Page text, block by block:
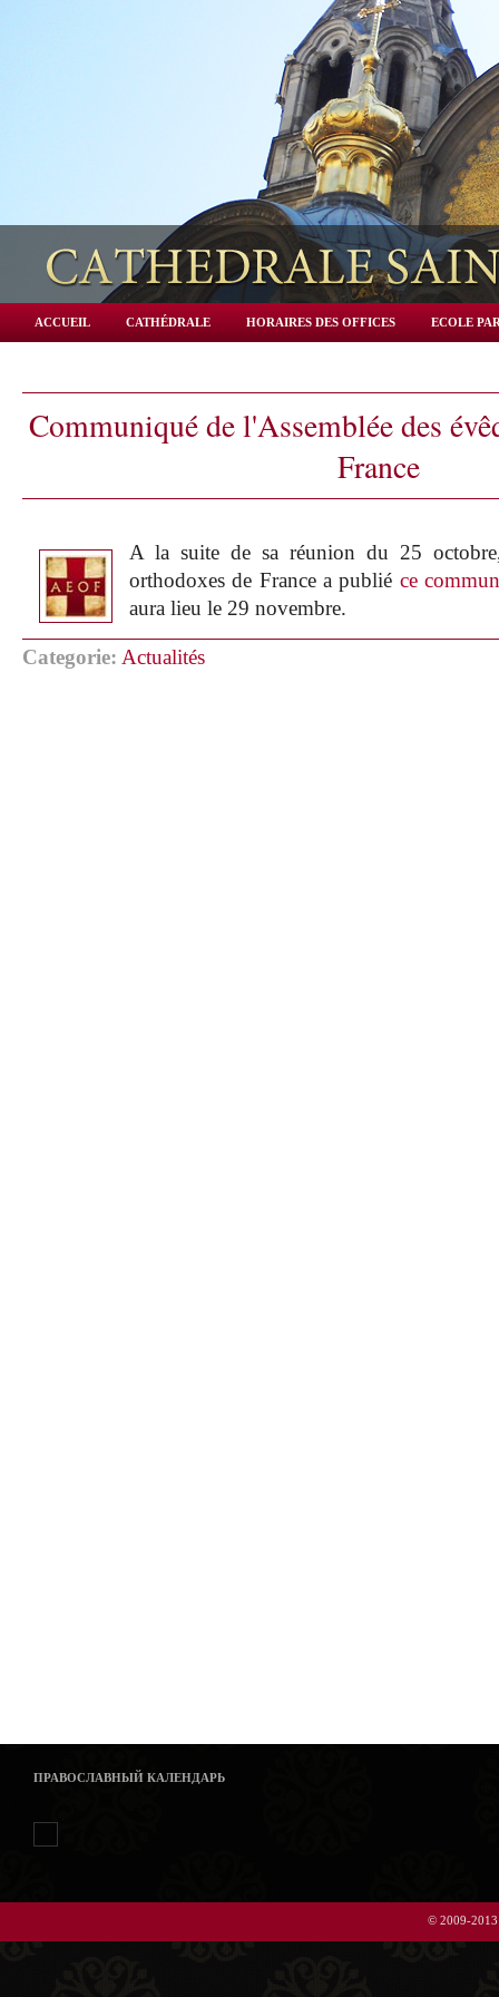
ACCUEIL CATHÉDRALE HORAIRES DES OFFICES ECOLE
Communiqué de l'Assemblée des
France
A la suite de sa réunion du 25 octobre,
orthodoxes de France a publié ce
aura lieu le 29 novembre.
Categorie: Actualités
ПРАВОСЛАВНЫЙ КАЛЕНДАРЬ
© 2009-2013